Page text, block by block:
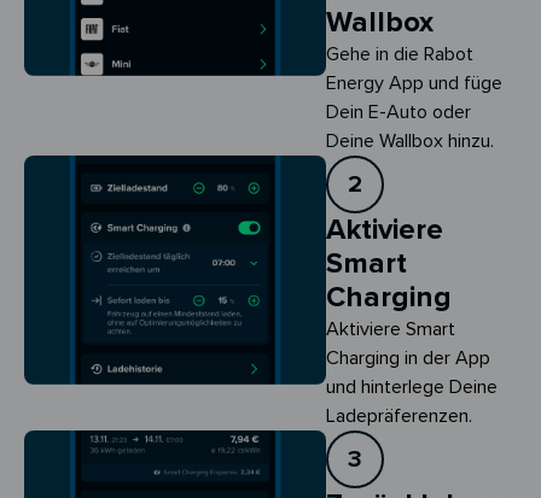
Wallbox
Gehe in die Rabot
Energy App und füge
Dein E-Auto oder
Deine Wallbox hinzu.
2
Aktiviere
Smart
Charging
Aktiviere Smart
Charging in der App
und hinterlege Deine
Ladepräferenzen.
3